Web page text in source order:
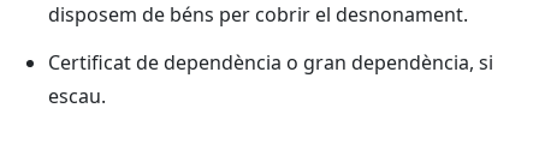
disposem de béns per cobrir el desnonament.
Certificat de dependència o gran dependència, si
escau.